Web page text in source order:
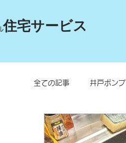
住宅サービス
全ての記事 井戸ポンプ
台所 洗面所